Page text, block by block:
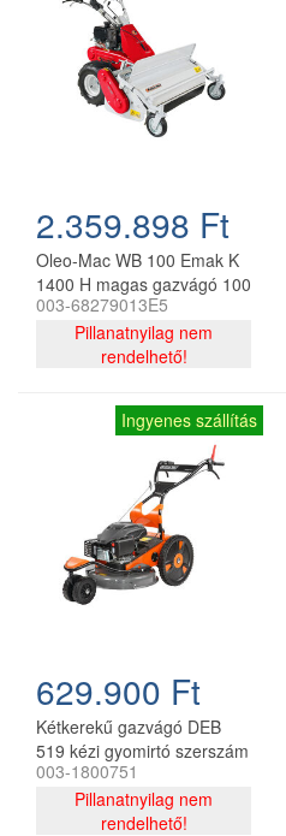
2.359.898 Ft
Oleo-Mac WB 100 Emak K
1400 H magas gazvágó 100
cm, 459 cm3
003-68279013E5
Pillanatnyilag nem
rendelhető!
Ingyenes szállítás
629.900 Ft
Kétkerekű gazvágó DEB
519 kézi gyomirtó szerszám
003-1800751
Pillanatnyilag nem
rendelhető!